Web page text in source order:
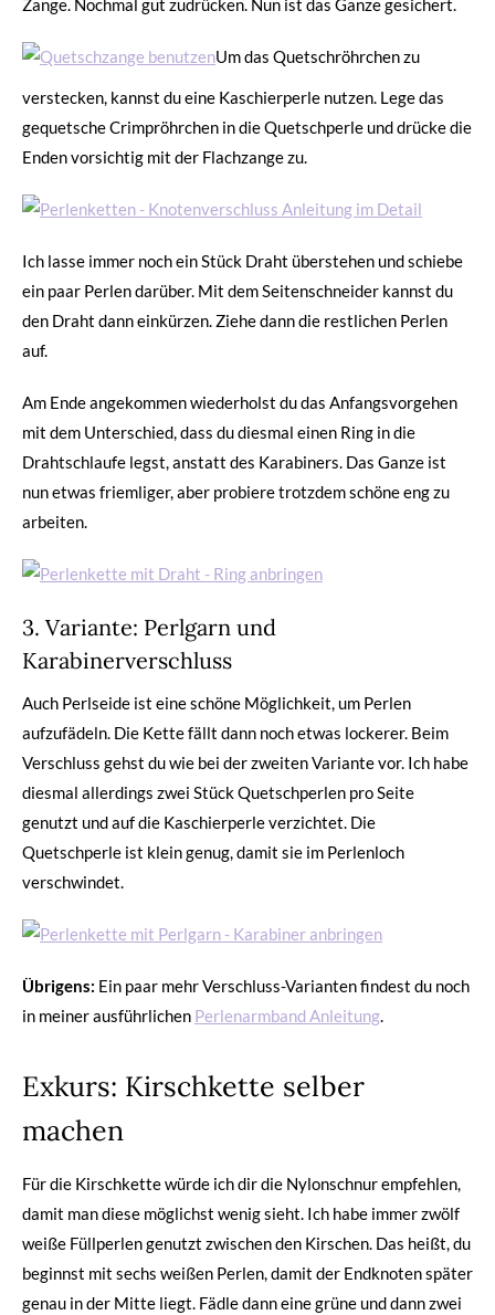
Zange. Nochmal gut zudrücken. Nun ist das Ganze gesichert.
Um das Quetschröhrchen zu
verstecken, kannst du eine Kaschierperle nutzen. Lege das
gequetsche Crimpröhrchen in die Quetschperle und drücke die
Enden vorsichtig mit der Flachzange zu.
Ich lasse immer noch ein Stück Draht überstehen und schiebe
ein paar Perlen darüber. Mit dem Seitenschneider kannst du
den Draht dann einkürzen. Ziehe dann die restlichen Perlen
auf.
Am Ende angekommen wiederholst du das Anfangsvorgehen
mit dem Unterschied, dass du diesmal einen Ring in die
Drahtschlaufe legst, anstatt des Karabiners. Das Ganze ist
nun etwas friemliger, aber probiere trotzdem schöne eng zu
arbeiten.
3. Variante: Perlgarn und
Karabinerverschluss
Auch Perlseide ist eine schöne Möglichkeit, um Perlen
aufzufädeln. Die Kette fällt dann noch etwas lockerer. Beim
Verschluss gehst du wie bei der zweiten Variante vor. Ich habe
diesmal allerdings zwei Stück Quetschperlen pro Seite
genutzt und auf die Kaschierperle verzichtet. Die
Quetschperle ist klein genug, damit sie im Perlenloch
verschwindet.
Übrigens: Ein paar mehr Verschluss-Varianten findest du noch
in meiner ausführlichen Perlenarmband Anleitung.
Exkurs: Kirschkette selber
machen
Für die Kirschkette würde ich dir die Nylonschnur empfehlen,
damit man diese möglichst wenig sieht. Ich habe immer zwölf
weiße Füllperlen genutzt zwischen den Kirschen. Das heißt, du
beginnst mit sechs weißen Perlen, damit der Endknoten später
genau in der Mitte liegt. Fädle dann eine grüne und dann zwei